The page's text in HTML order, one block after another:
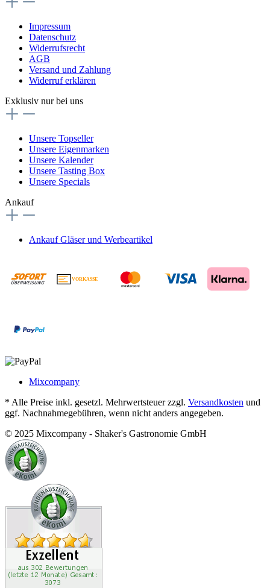
Impressum
Datenschutz
Widerrufsrecht
AGB
Versand und Zahlung
Widerruf erklären
Exklusiv nur bei uns
Unsere Topseller
Unsere Eigenmarken
Unsere Kalender
Unsere Tasting Box
Unsere Specials
Ankauf
Ankauf Gläser und Werbeartikel
VORKASSE
Mixcompany
* Alle Preise inkl. gesetzl. Mehrwertsteuer zzgl. Versandkosten und
ggf. Nachnahmegebühren, wenn nicht anders angegeben.
© 2025 Mixcompany - Shaker's Gastronomie GmbH